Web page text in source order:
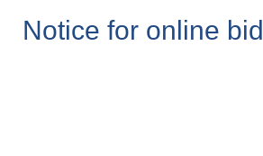
Notice for online bid